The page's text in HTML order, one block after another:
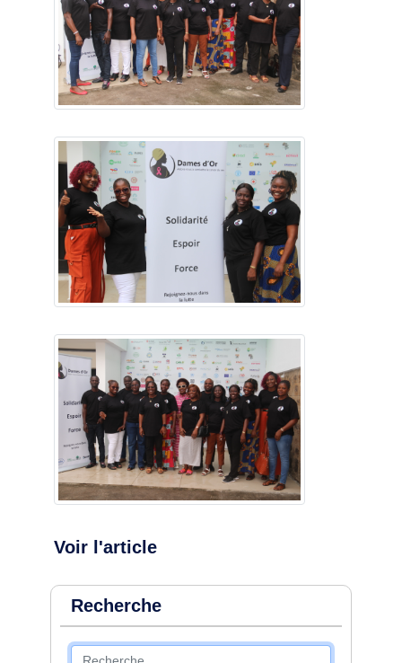
Voir l'article
Recherche